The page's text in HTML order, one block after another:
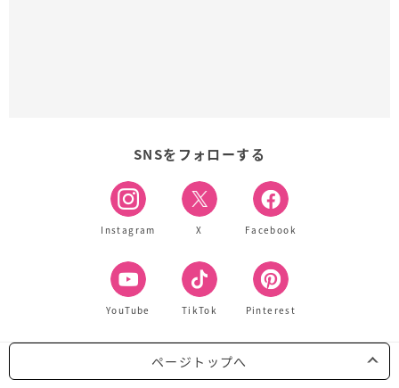
SNSをフォローする
Instagram X Facebook
YouTube TikTok Pinterest
ページトップへ